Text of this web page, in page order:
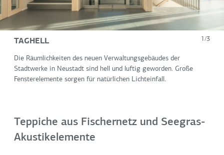
TAGHELL 1/3
Die Räumlichkeiten des neuen Verwaltungsgebäudes der
Stadtwerke in Neustadt sind hell und luftig geworden. Große
Fensterelemente sorgen für natürlichen Lichteinfall.
Teppiche aus Fischernetz und Seegras-
Akustikelemente